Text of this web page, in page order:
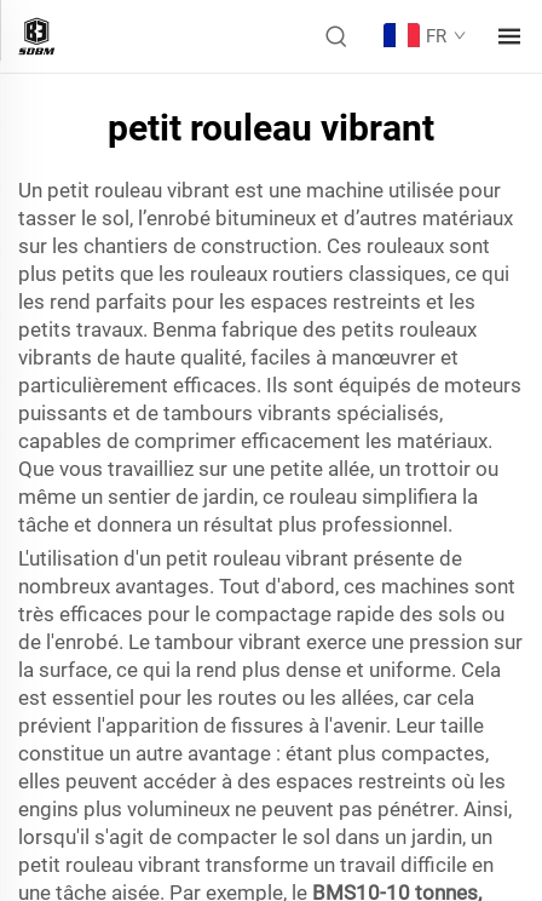
FR
petit rouleau vibrant
Un petit rouleau vibrant est une machine utilisée pour
tasser le sol, l’enrobé bitumineux et d’autres matériaux
sur les chantiers de construction. Ces rouleaux sont
plus petits que les rouleaux routiers classiques, ce qui
les rend parfaits pour les espaces restreints et les
petits travaux. Benma fabrique des petits rouleaux
vibrants de haute qualité, faciles à manœuvrer et
particulièrement efficaces. Ils sont équipés de moteurs
puissants et de tambours vibrants spécialisés,
capables de comprimer efficacement les matériaux.
Que vous travailliez sur une petite allée, un trottoir ou
même un sentier de jardin, ce rouleau simplifiera la
tâche et donnera un résultat plus professionnel.
L'utilisation d'un petit rouleau vibrant présente de
nombreux avantages. Tout d'abord, ces machines sont
très efficaces pour le compactage rapide des sols ou
de l'enrobé. Le tambour vibrant exerce une pression sur
la surface, ce qui la rend plus dense et uniforme. Cela
est essentiel pour les routes ou les allées, car cela
prévient l'apparition de fissures à l'avenir. Leur taille
constitue un autre avantage : étant plus compactes,
elles peuvent accéder à des espaces restreints où les
engins plus volumineux ne peuvent pas pénétrer. Ainsi,
lorsqu'il s'agit de compacter le sol dans un jardin, un
petit rouleau vibrant transforme un travail difficile en
une tâche aisée. Par exemple, le BMS10-10 tonnes,